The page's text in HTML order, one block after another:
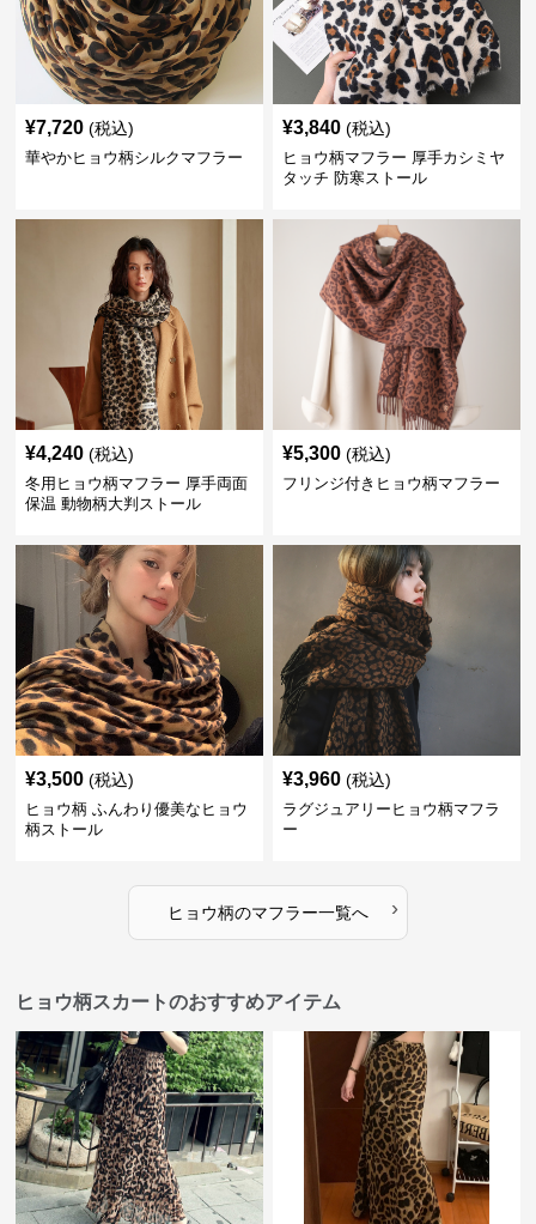
¥7,720 (税込)
華やかヒョウ柄シルクマフラー
¥3,840 (税込)
ヒョウ柄マフラー 厚手カシミヤ
タッチ 防寒ストール
¥4,240 (税込)
冬用ヒョウ柄マフラー 厚手両面
保温 動物柄大判ストール
¥5,300 (税込)
フリンジ付きヒョウ柄マフラー
¥3,500 (税込)
ヒョウ柄 ふんわり優美なヒョウ
柄ストール
¥3,960 (税込)
ラグジュアリーヒョウ柄マフラ
ー
ヒョウ柄のマフラー一覧へ ›
ヒョウ柄スカートのおすすめアイテム